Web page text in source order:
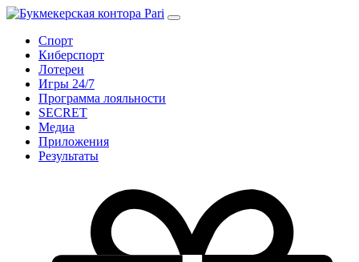
Спорт
Киберспорт
Лотереи
Игры 24/7
Программа лояльности
SECRET
Медиа
Приложения
Результаты